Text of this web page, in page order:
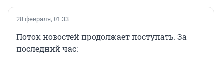
28 февраля, 01:33
Поток новостей продолжает поступать. За
последний час: